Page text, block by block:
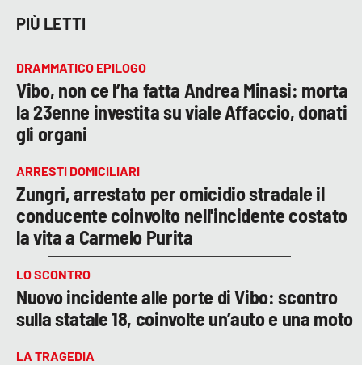
PIÙ LETTI
DRAMMATICO EPILOGO
Vibo, non ce l’ha fatta Andrea Minasi: morta
la 23enne investita su viale Affaccio, donati
gli organi
ARRESTI DOMICILIARI
Zungri, arrestato per omicidio stradale il
conducente coinvolto nell'incidente costato
la vita a Carmelo Purita
LO SCONTRO
Nuovo incidente alle porte di Vibo: scontro
sulla statale 18, coinvolte un’auto e una moto
LA TRAGEDIA